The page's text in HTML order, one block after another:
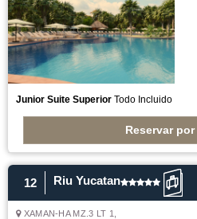
Junior Suite Superior Todo Incluido
Reservar por
12 Riu Yucatan
XAMAN-HA MZ.3 LT 1,